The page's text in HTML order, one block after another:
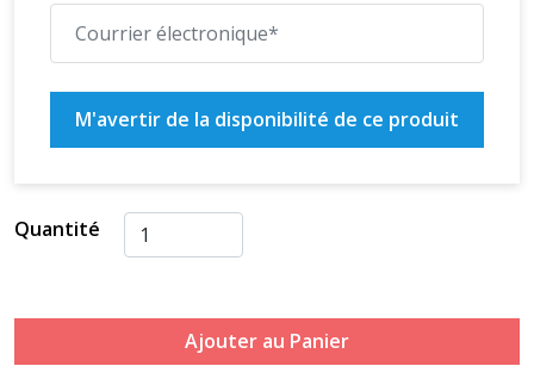
M'avertir de la disponibilité de ce produit
Quantité
Ajouter au Panier